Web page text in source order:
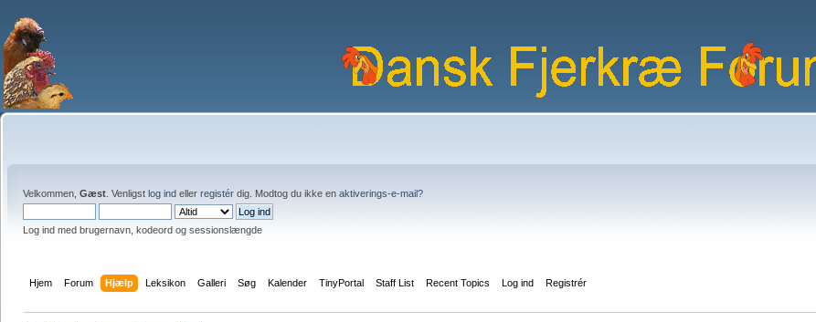
Velkommen, Gæst . Venligst log ind eller registér dig. Modtog du ikke en aktiverings-e-mail?
Log ind med brugernavn, kodeord og sessionslængde
Hjem Forum Hjælp Leksikon Galleri Søg Kalender TinyPortal Staff List Recent Topics Log ind Registrér